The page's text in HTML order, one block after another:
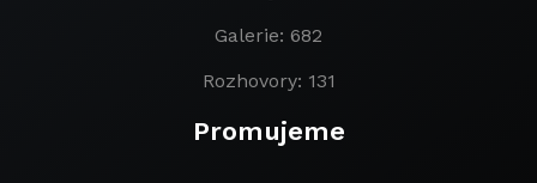
Galerie: 682
Rozhovory: 131
Promujeme